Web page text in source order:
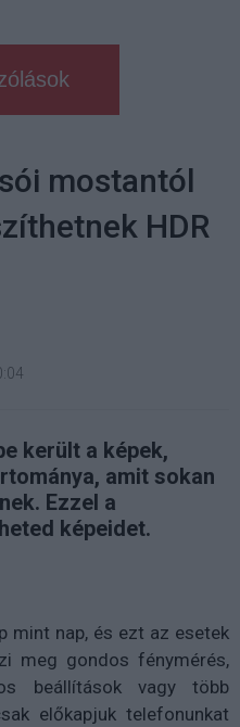
mostantól
HDR
került a képek,
amit sokan
Ezzel a
képeidet.
mint nap, és ezt az esetek
meg gondos fénymérés,
beállítások vagy több
előkapjuk telefonunkat